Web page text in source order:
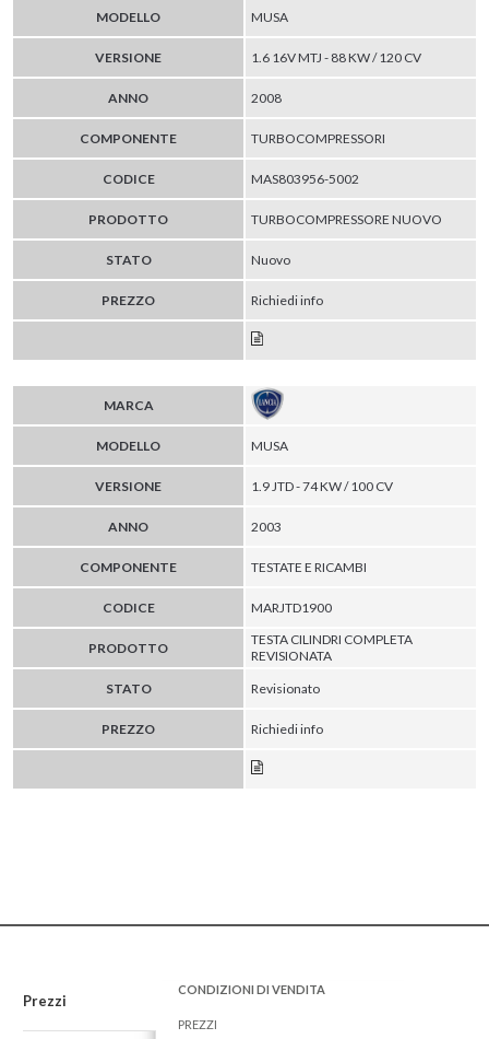
MODELLO MUSA
VERSIONE 1.6 16V MTJ - 88 KW / 120 CV
ANNO 2008
COMPONENTE TURBOCOMPRESSORI
CODICE MAS803956-5002
PRODOTTO TURBOCOMPRESSORE NUOVO
STATO Nuovo
PREZZO Richiedi info
MARCA
MODELLO MUSA
VERSIONE 1.9 JTD - 74 KW / 100 CV
ANNO 2003
COMPONENTE TESTATE E RICAMBI
CODICE MARJTD1900
PRODOTTO
TESTA CILINDRI COMPLETA
REVISIONATA
STATO
Revisionato
PREZZO Richiedi info
Prezzi
CONDIZIONI DI VENDITA
PREZZI